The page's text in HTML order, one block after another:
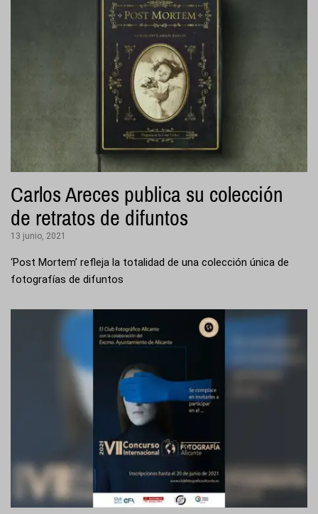
Carlos Areces publica su colección
de retratos de difuntos
13 junio, 2021
‘Post Mortem’ refleja la totalidad de una colección única de
fotografías de difuntos